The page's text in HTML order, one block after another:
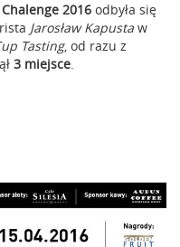
2016 odbyła się
Jarosław Kapusta w
Tasting, od razu z
3 miejsce.